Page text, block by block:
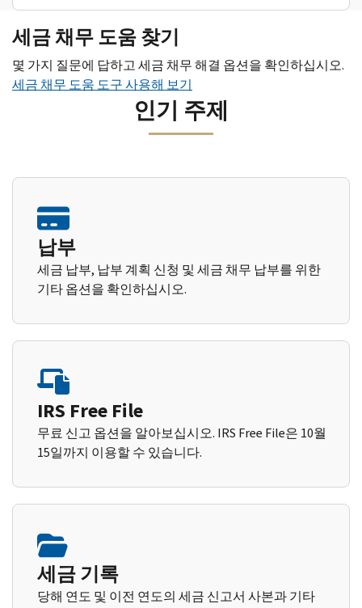
세금 채무 도움 찾기
몇 가지 질문에 답하고 세금 채무 해결 옵션을 확인하십시오.
세금 채무 도움 도구 사용해 보기
인기 주제
납부
세금 납부, 납부 계획 신청 및 세금 채무 납부를 위한
기타 옵션을 확인하십시오.
IRS Free File
무료 신고 옵션을 알아보십시오. IRS Free File은 10월
15일까지 이용할 수 있습니다.
세금 기록
당해 연도 및 이전 연도의 세금 신고서 사본과 기타